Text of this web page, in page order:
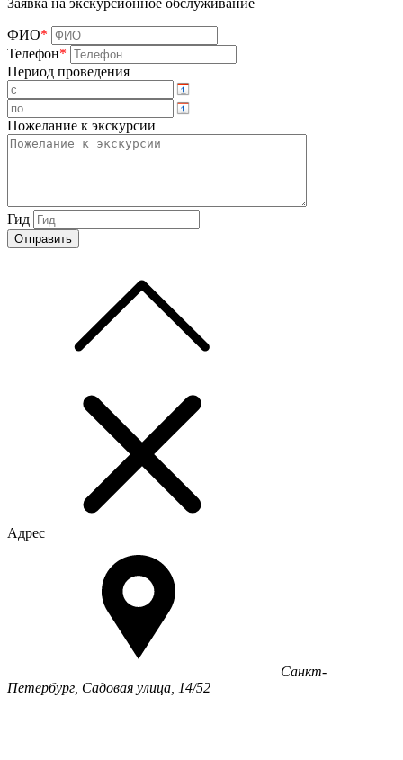
ФИО*
Телефон*
Период проведения
Пожелание к экскурсии
Гид
Адрес
Санкт-
Петербург, Садовая улица, 14/52